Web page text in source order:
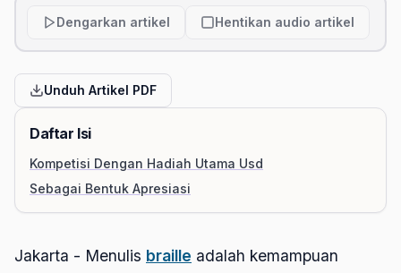
Dengarkan artikel Hentikan audio artikel
Unduh Artikel PDF
Daftar Isi
Kompetisi Dengan Hadiah Utama Usd
Sebagai Bentuk Apresiasi
Jakarta - Menulis braille adalah kemampuan